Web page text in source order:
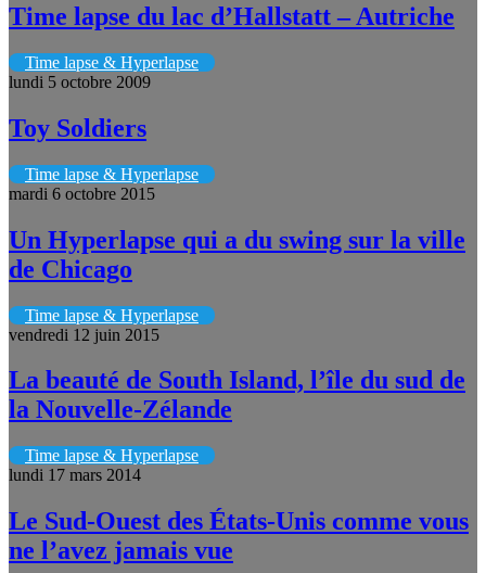
Time lapse du lac d’Hallstatt – Autriche
Time lapse & Hyperlapse
lundi 5 octobre 2009
Toy Soldiers
Time lapse & Hyperlapse
mardi 6 octobre 2015
Un Hyperlapse qui a du swing sur la ville
de Chicago
Time lapse & Hyperlapse
vendredi 12 juin 2015
La beauté de South Island, l’île du sud de
la Nouvelle-Zélande
Time lapse & Hyperlapse
lundi 17 mars 2014
Le Sud-Ouest des États-Unis comme vous
ne l’avez jamais vue